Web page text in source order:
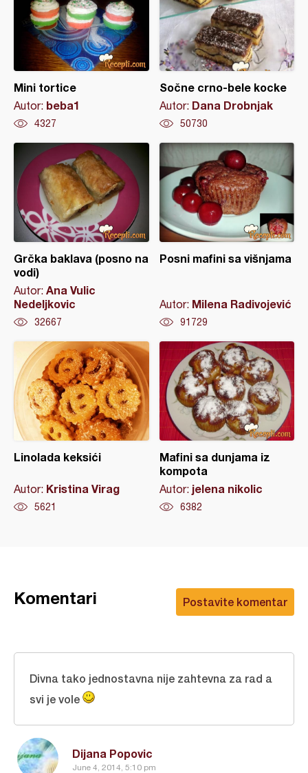
Mini tortice
Autor: beba1
4327
Sočne crno-bele kocke
Autor: Dana Drobnjak
50730
Grčka baklava (posno na
vodi)
Autor: Ana Vulic
Nedeljkovic
32667
Posni mafini sa višnjama
Autor: Milena Radivojević
91729
Linolada keksići
Autor: Kristina Virag
5621
Mafini sa dunjama iz
kompota
Autor: jelena nikolic
6382
Postavite komentar
Komentari
Dijana Popovic
June 4, 2014, 5:10 pm
Divna tako jednostavna nije zahtevna za rad a
svi je vole